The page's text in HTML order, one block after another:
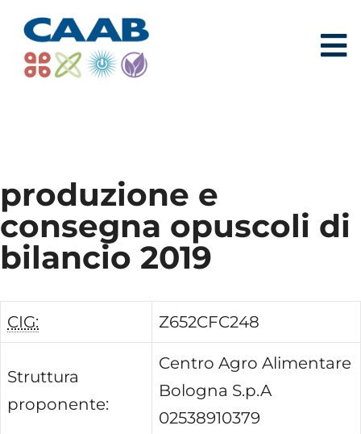
produzione e
consegna opuscoli di
bilancio 2019
CIG: Z652CFC248
Struttura
proponente:
Centro Agro Alimentare
Bologna S.p.A
02538910379